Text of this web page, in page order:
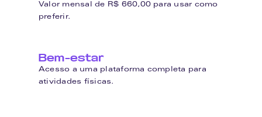
Valor mensal de R$ 660,00 para usar como
preferir.
Bem-estar
Acesso a uma plataforma completa para
atividades físicas.